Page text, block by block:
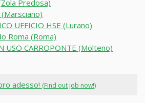
Predosa)
UFFICIO HSE (Lurano)
Roma (Roma)
USO CARROPONTE (Molteno)
adesso! (Find out job now!)